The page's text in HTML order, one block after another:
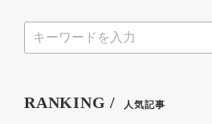
RANKING / 人気記事